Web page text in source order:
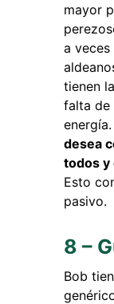
mayor
a
tienen
falta de
desea
todos y
Esto
pasivo.
8 –
Bob